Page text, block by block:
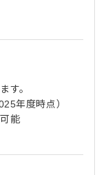
す。
年度時点）
能